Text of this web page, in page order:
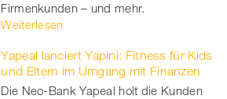
Firmenkunden – und mehr.
Weiterlesen
Yapeal lanciert Yapini: Fitness für Kids
und Eltern im Umgang mit Finanzen
Die Neo-Bank Yapeal holt die Kunden